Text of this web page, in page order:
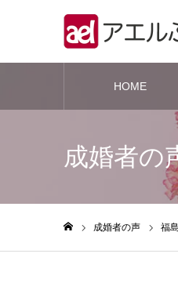
HOME
成婚者の
成婚者の声 福